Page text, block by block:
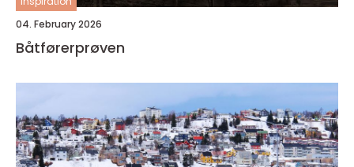
04. February 2026
Båtførerprøven